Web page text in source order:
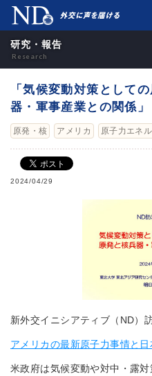
研究・報告
「気候変動対策として
器・軍事産業との関係」
原発・核 アメリカ 原子力エネ
2024/04/29
新外交イニシアティブ（ND）
アメリカの最新原子力事情と
米政府は気候変動や対中・露